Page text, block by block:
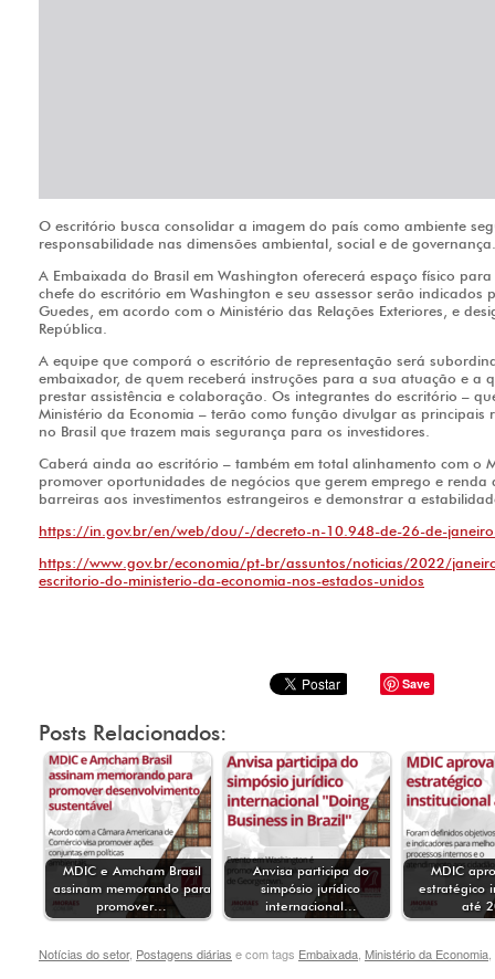
O escritório busca consolidar a imagem do país como ambiente
responsabilidade nas dimensões ambiental, social e de governança.
A Embaixada do Brasil em Washington oferecerá espaço físico
chefe do escritório em Washington e seu assessor serão indicados
Guedes, em acordo com o Ministério das Relações Exteriores, e
República.
A equipe que comporá o escritório de representação será
embaixador, de quem receberá instruções para a sua atuação e a
prestar assistência e colaboração. Os integrantes do escritório –
Ministério da Economia – terão como função divulgar as principais
no Brasil que trazem mais segurança para os investidores.
Caberá ainda ao escritório – também em total alinhamento com o
promover oportunidades de negócios que gerem emprego e renda
barreiras aos investimentos estrangeiros e demonstrar a
https://in.gov.br/en/web/dou/-/decreto-n-10.948-de-26-de-
https://www.gov.br/economia/pt-br/assuntos/noticias/2022/
escritorio-do-ministerio-da-economia-nos-estados-unidos
Save
Posts Relacionados:
MDIC e Amcham Brasil
assinam memorando para
promover…
Anvisa participa do
simpósio jurídico
internacional…
MDIC
estratégico
até
Notícias do setor, Postagens diárias e com tags Embaixada Ministério da Economia